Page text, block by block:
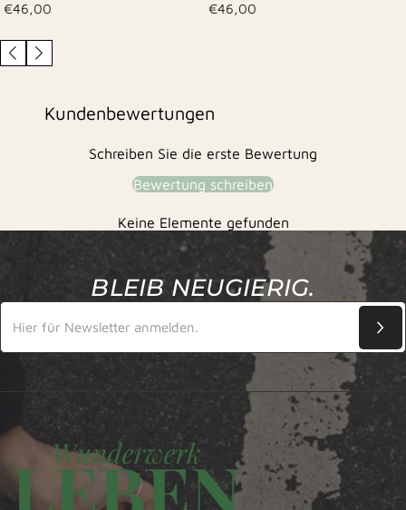
€46,00
€46,00
Kundenbewertungen
Schreiben Sie die erste Bewertung
Bewertung schreiben
Keine Elemente gefunden
BLEIB NEUGIERIG.